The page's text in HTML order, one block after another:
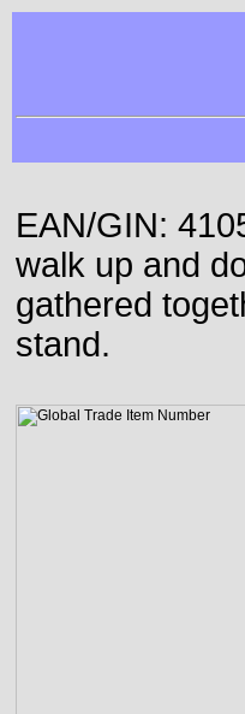
EAN/GIN:
walk up and
gathered
stand.